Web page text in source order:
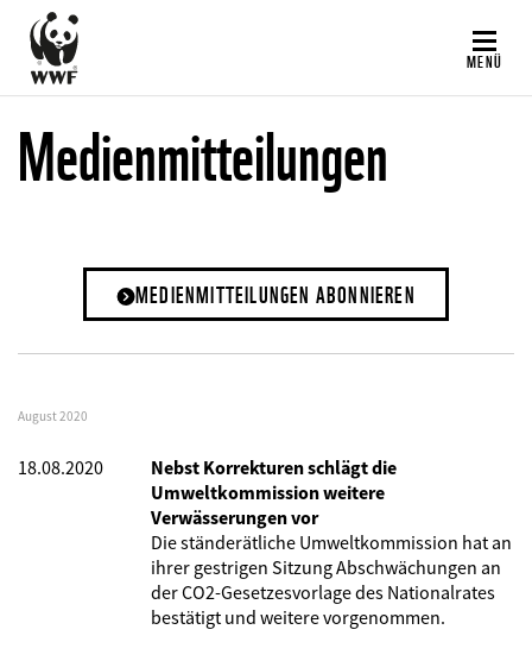
Direkt
zum
Inhalt
MENÜ
Medienmitteilungen
MEDIENMITTEILUNGEN ABONNIEREN
August 2020
18.08.2020
Nebst Korrekturen schlägt die
Umweltkommission weitere
Verwässerungen vor
Die ständerätliche Umweltkommission hat an
ihrer gestrigen Sitzung Abschwächungen an
der CO2-Gesetzesvorlage des Nationalrates
bestätigt und weitere vorgenommen.